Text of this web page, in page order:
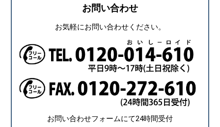
お問い合わせ
お気軽にお問い合わせください。
お問い合わせフォームにて24時間受付